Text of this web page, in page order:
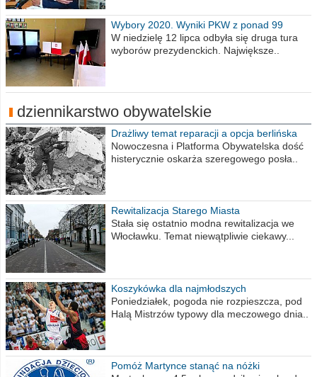
Wybory 2020. Wyniki PKW z ponad 99
procent obwodów
W niedzielę 12 lipca odbyła się druga tura
wyborów prezydenckich. Największe..
dziennikarstwo obywatelskie
Drażliwy temat reparacji a opcja berlińska
Nowoczesna i Platforma Obywatelska dość
histerycznie oskarża szeregowego posła..
Rewitalizacja Starego Miasta
Stała się ostatnio modna rewitalizacja we
Włocławku. Temat niewątpliwie ciekawy...
Koszykówka dla najmłodszych
Poniedziałek, pogoda nie rozpieszcza, pod
Halą Mistrzów typowy dla meczowego dnia..
Pomóż Martynce stanąć na nóżki